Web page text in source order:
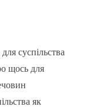
суспільства
щось для
як